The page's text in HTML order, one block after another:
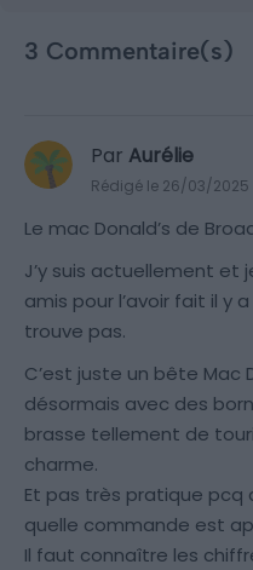
3 Commentaire(s)
Par Aurélie
Rédigé le 26/03/2025
Le mac Donald’s de
J’y suis actuellement et
amis pour l’avoir fait il y
trouve pas.
C’est juste un bête Mac
désormais avec des
brasse tellement de
charme.
Et pas très pratique pcq
quelle commande est
Il faut connaître les